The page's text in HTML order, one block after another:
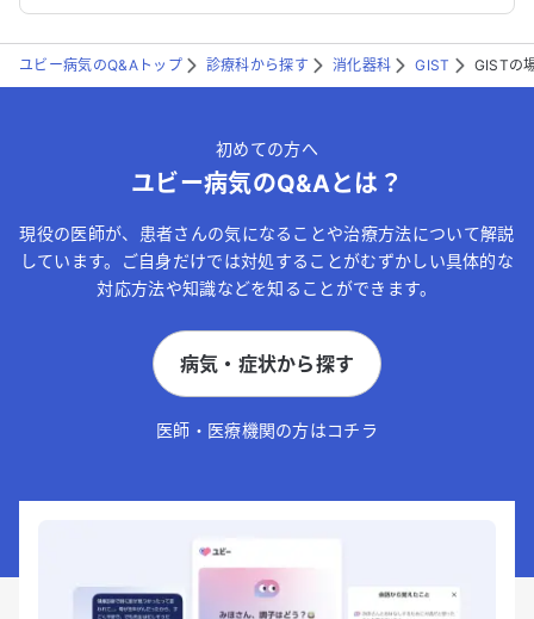
ユビー病気のQ&Aトップ 診療科から探す 消化器科 GIST GISTの
初めての方へ
ユビー病気のQ&Aとは？
現役の医師が、患者さんの気になることや治療方法について解説
しています。ご自身だけでは対処することがむずかしい具体的な
対応方法や知識などを知ることができます。
病気・症状から探す
医師・医療機関の方はコチラ